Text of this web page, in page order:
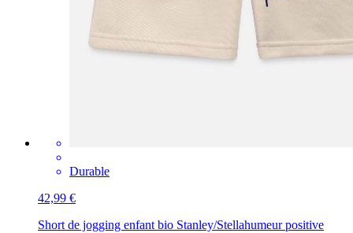
Durable
42,99 €
Short de jogging enfant bio Stanley/Stellahumeur positive